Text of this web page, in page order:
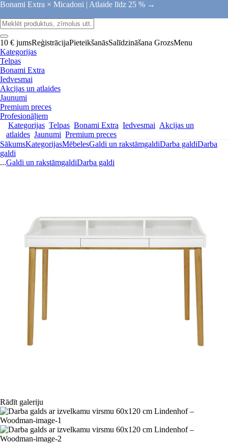
Bonami Extra × Micadoni | Atlaide līdz 25 % →
10 € jumsReģistrācijaPieteikšanāsSalīdzināšana GrozsMenu
Kategorijas
Telpas
Bonami Extra
Iedvesmai
Akcijas un atlaides
Jaunumi
Premium preces
Profesionāļiem
Kategorijas Telpas Bonami Extra Iedvesmai Akcijas un
atlaides Jaunumi Premium preces
SākumsKategorijasMēbelesGaldi un rakstāmgaldiDarba galdiDarba
galdi
...Galdi un rakstāmgaldiDarba galdi
Rādīt galeriju